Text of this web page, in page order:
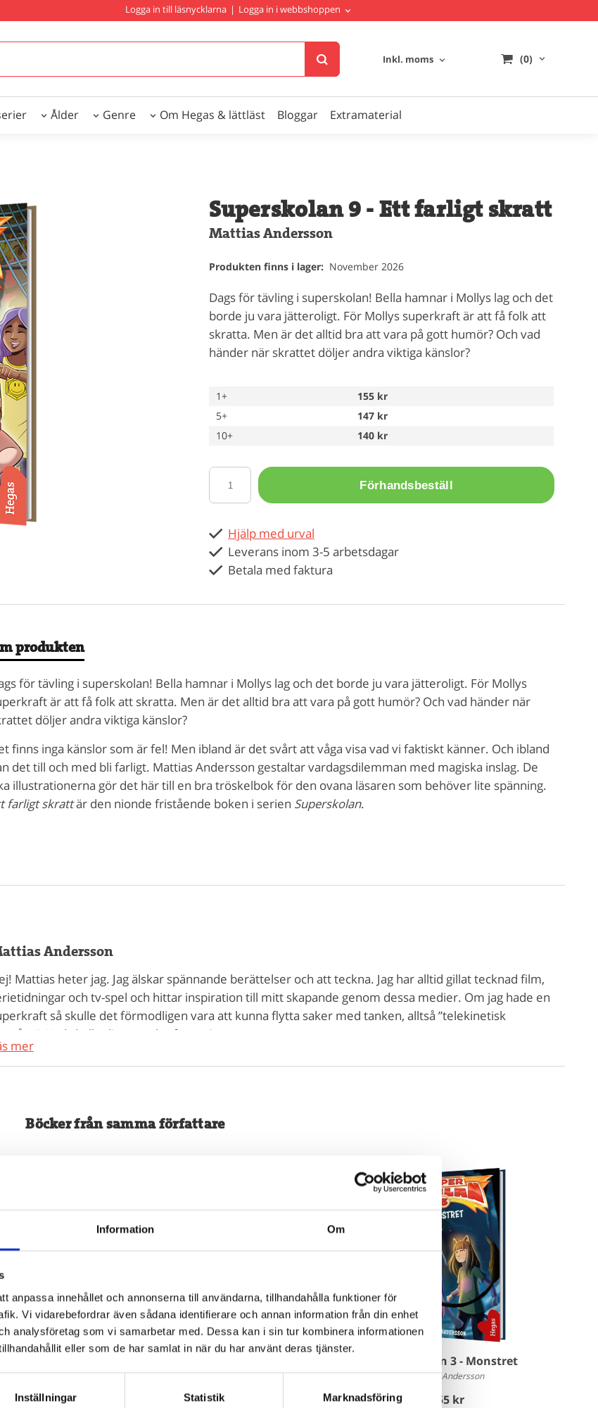
Information Om
anpassa innehållet och annonserna till användarna, tillhandahålla funktioner för
Vi vidarebefordrar även sådana identifierare och annan information från din enhet
analysföretag som vi samarbetar med. Dessa kan i sin tur kombinera informationen
eller som de har samlat in när du har använt deras tjänster.
Inställningar Statistik Marknadsföring
Logga in till läsnycklarna | Logga in i webbshoppen
Inkl. moms (0)
Ålder Genre Om Hegas & lättläst Bloggar Extramaterial
Superskolan 9 - Ett farligt skratt
Mattias Andersson
Produkten finns i lager: November 2026
Dags för tävling i superskolan! Bella hamnar i Mollys lag och det
borde ju vara jätteroligt. För Mollys superkraft är att få folk att
skratta. Men är det alltid bra att vara på gott humör? Och vad
händer när skrattet döljer andra viktiga känslor?
1+
155 kr
5+
147 kr
10+
140 kr
Förhandsbeställ
Hjälp med urval
Leverans inom 3-5 arbetsdagar
Betala med faktura
produkten
för tävling i superskolan! Bella hamnar i Mollys lag och det borde ju vara jätteroligt. För Mollys
är att få folk att skratta. Men är det alltid bra att vara på gott humör? Och vad händer när
döljer andra viktiga känslor?
finns inga känslor som är fel! Men ibland är det svårt att våga visa vad vi faktiskt känner. Och ibland
det till och med bli farligt. Mattias Andersson gestaltar vardagsdilemman med magiska inslag. De
illustrationerna gör det här till en bra tröskelbok för den ovana läsaren som behöver lite spänning.
farligt skrattär den nionde fristående boken i serien Superskolan.
Andersson
Mattias heter jag. Jag älskar spännande berättelser och att teckna. Jag har alltid gillat tecknad film,
och tv-spel och hittar inspiration till mitt skapande genom dessa medier. Om jag hade en
så skulle det förmodligen vara att kunna flytta saker med tanken, alltså ”telekinetisk
Vad skulle din superkraft vara?
mer
Böcker från samma författare
Andersson
155 kr
Mattias Andersson
155 kr
Superskolan 3 - Monstret
Mattias Andersson
155 kr